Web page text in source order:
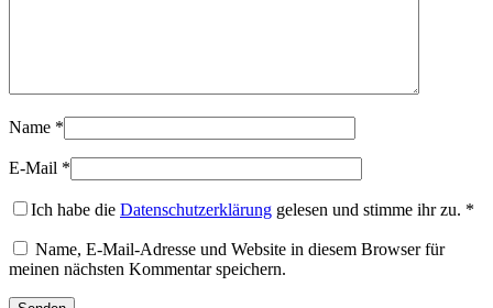
Name *
E-Mail *
Ich habe die Datenschutzerklärung gelesen und stimme ihr zu. *
Name, E-Mail-Adresse und Website in diesem Browser für
meinen nächsten Kommentar speichern.